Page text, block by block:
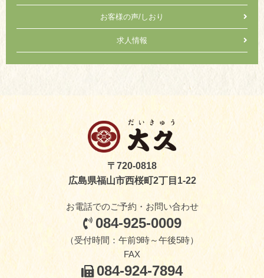
お客様の声/しおり
求人情報
〒720-0818
広島県福山市西桜町2丁目1-22
お電話でのご予約・お問い合わせ
084-925-0009
（受付時間：午前9時～午後5時）
FAX
084-924-7894